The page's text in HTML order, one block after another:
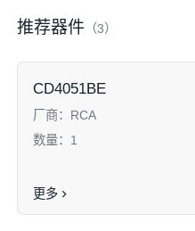
推荐器件 （3）
CD4051BE
厂商： RCA
数量： 1
更多